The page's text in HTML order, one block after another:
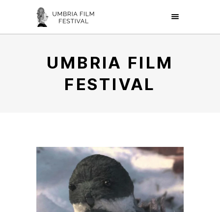
UMBRIA FILM
FESTIVAL